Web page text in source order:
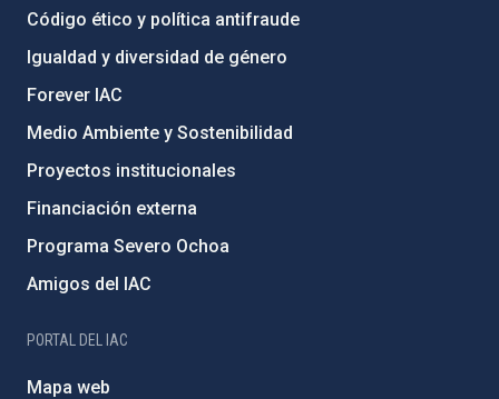
Código ético y política antifraude
Igualdad y diversidad de género
Forever IAC
Medio Ambiente y Sostenibilidad
Proyectos institucionales
Financiación externa
Programa Severo Ochoa
Amigos del IAC
PORTAL DEL IAC
Mapa web